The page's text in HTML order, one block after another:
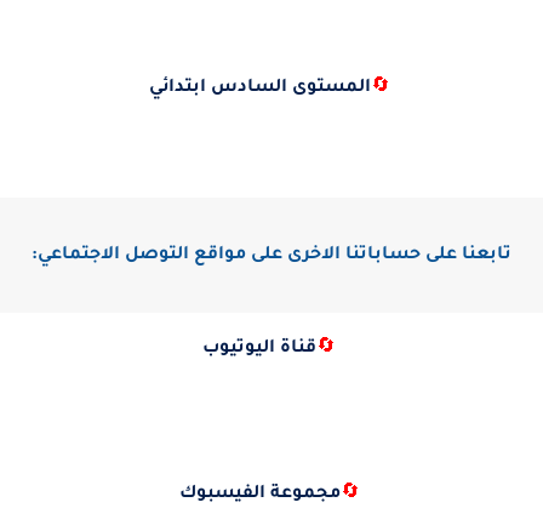
🔄المستوى السادس ابتدائي
تابعنا على حساباتنا الاخرى على مواقع التوصل الاجتماعي:
🔄قناة اليوتيوب
🔄مجموعة الفيسبوك